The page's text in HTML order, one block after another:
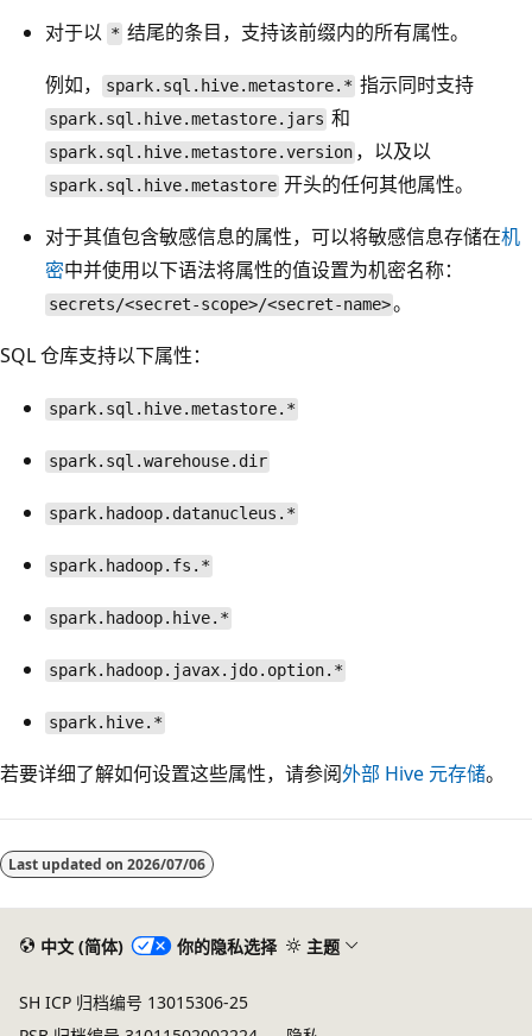
对于以 * 结尾的条目，支持该前缀内的所有属性。
例如，
spark.sql.hive.metastore.* 指示同时支持
spark.sql.hive.metastore.jars 和
spark.sql.hive.metastore.version ，以及以
spark.sql.hive.metastore 开头的任何其他属性。
对于其值包含敏感信息的属性，可以将敏感信息存储在机
密中并使用以下语法将属性的值设置为机密名称：
secrets/<secret-scope>/<secret-name>。
SQL 仓库支持以下属性：
spark.sql.hive.metastore.*
spark.sql.warehouse.dir
spark.hadoop.datanucleus.*
spark.hadoop.fs.*
spark.hadoop.hive.*
spark.hadoop.javax.jdo.option.*
spark.hive.*
若要详细了解如何设置这些属性，请参阅外部 Hive 元存储。
Last updated on 2026/07/06
中文 (简体) 你的隐私选择 主题
SH ICP 归档编号 13015306-25